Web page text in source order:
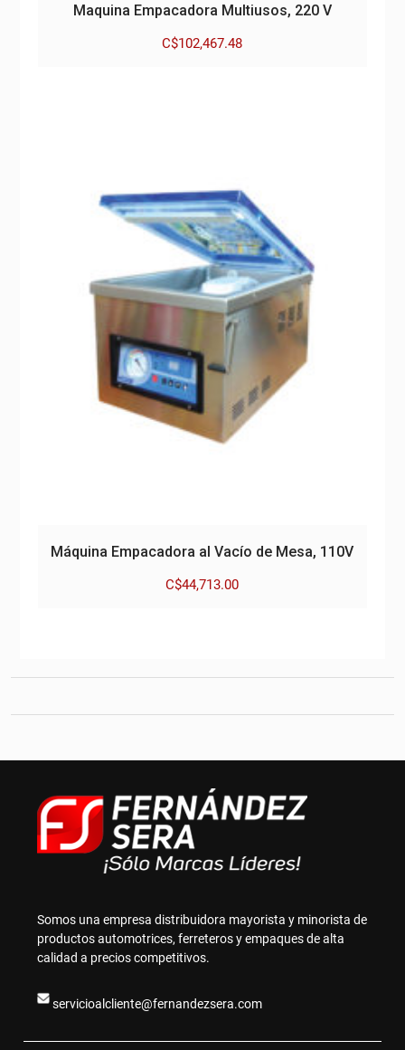
Maquina Empacadora Multiusos, 220 V
C$102,467.48
Máquina Empacadora al Vacío de Mesa, 110V
C$44,713.00
Somos una empresa distribuidora mayorista y minorista de
productos automotrices, ferreteros y empaques de alta
calidad a precios competitivos.
servicioalcliente@fernandezsera.com